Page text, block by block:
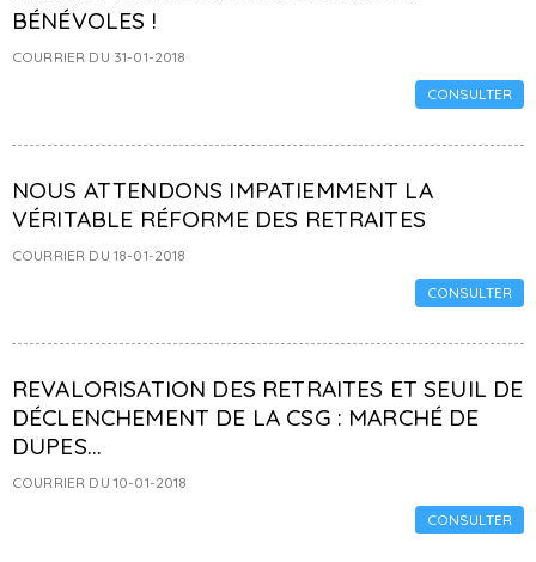
BÉNÉVOLES !
COURRIER DU 31-01-2018
CONSULTER
NOUS ATTENDONS IMPATIEMMENT LA
VÉRITABLE RÉFORME DES RETRAITES
COURRIER DU 18-01-2018
CONSULTER
REVALORISATION DES RETRAITES ET SEUIL DE
DÉCLENCHEMENT DE LA CSG : MARCHÉ DE
DUPES...
COURRIER DU 10-01-2018
CONSULTER